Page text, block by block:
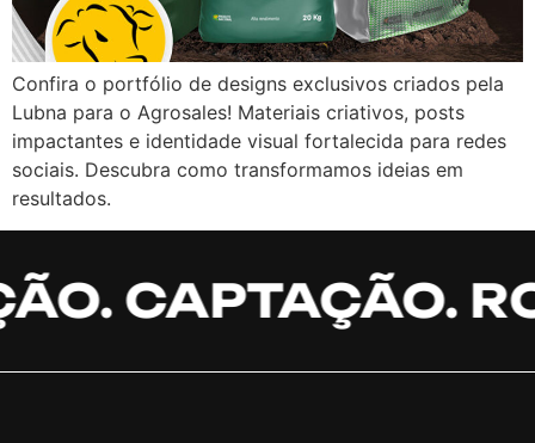
Confira o portfólio de designs exclusivos criados pela
Lubna para o Agrosales! Materiais criativos, posts
impactantes e identidade visual fortalecida para redes
sociais. Descubra como transformamos ideias em
resultados.
CAPTAÇÃO.